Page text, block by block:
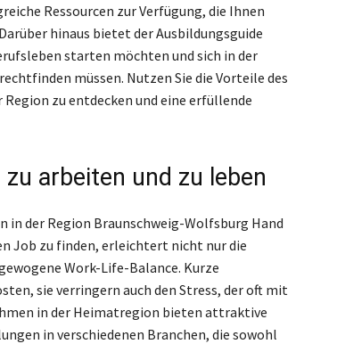
Ressourcen zur Verfügung, die Ihnen
hinaus bietet der Ausbildungsguide
starten möchten und sich in der
müssen. Nutzen Sie die Vorteile des
zu entdecken und eine erfüllende
arbeiten und zu leben
in der Region Braunschweig-Wolfsburg Hand
Job zu finden, erleichtert nicht nur die
Work-Life-Balance. Kurze
sie verringern auch den Stress, der oft mit
in der Heimatregion bieten attraktive
in verschiedenen Branchen, die sowohl